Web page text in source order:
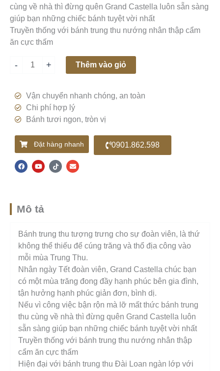
cùng về nhà thì đừng quên Grand Castella luôn sẵn sàng
giúp bạn những chiếc bánh tuyệt vời nhất
Truyền thống với bánh trung thu nướng nhân thập cẩm
ăn cực thấm
-
Sen
Lá
Dứa
+ Thêm vào giỏ
Vận chuyển nhanh chóng, an toàn
Chi phí hợp lý
Bánh tươi ngon, tròn vị
Đặt hàng nhanh 0901.862.598
a
c
o
u
i
k
n
v
Mô tả
Bánh trung thu tượng trưng cho sự đoàn viên, là thứ
không thể thiếu để cúng trăng và thổ địa công vào
mỗi mùa Trung Thu.
Nhân ngày Tết đoàn viên, Grand Castella chúc bạn
có một mùa trăng đong đầy hạnh phúc bên gia đình,
tận hưởng hạnh phúc giản đơn, bình dị.
Nếu vì công việc bận rộn mà lỡ mất thức bánh trung
thu cùng về nhà thì đừng quên Grand Castella luôn
sẵn sàng giúp bạn những chiếc bánh tuyệt vời nhất
Truyền thống với bánh trung thu nướng nhân thập
cẩm ăn cực thấm
Hiện đại với bánh trung thu Đài Loan ngàn lớp với